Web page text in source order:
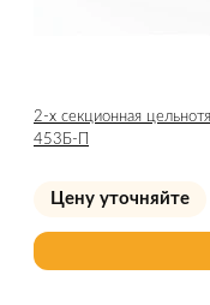
2-х секционная
453Б-П
Цену уточняйте